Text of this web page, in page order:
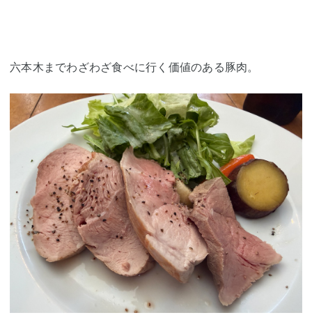
六本木までわざわざ食べに行く価値のある豚肉。